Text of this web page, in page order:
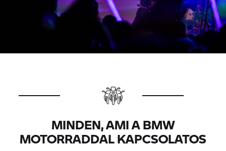
MINDEN, AMI A BMW
MOTORRADDAL KAPCSOLATOS